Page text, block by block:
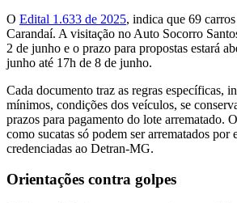
O Edital 1.633 de 2025, indica que 69
Carandaí. A visitação no Auto Socorro
2 de junho e o prazo para propostas estará
junho até 17h de 8 de junho.
Cada documento traz as regras específicas,
mínimos, condições dos veículos, se
prazos para pagamento do lote arrematado.
como sucatas só podem ser arrematados por
credenciadas ao Detran-MG.
Orientações contra golpes